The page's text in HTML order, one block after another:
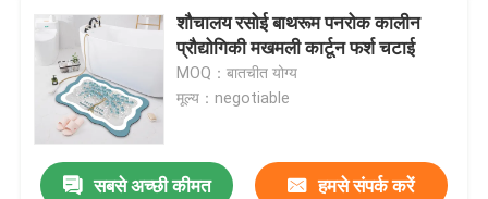
शौचालय रसोई बाथरूम पनरोक कालीन
प्रौद्योगिकी मखमली कार्टून फर्श चटाई
MOQ：बातचीत योग्य
मूल्य：negotiable
सबसे अच्छी कीमत हमसे संपर्क करें